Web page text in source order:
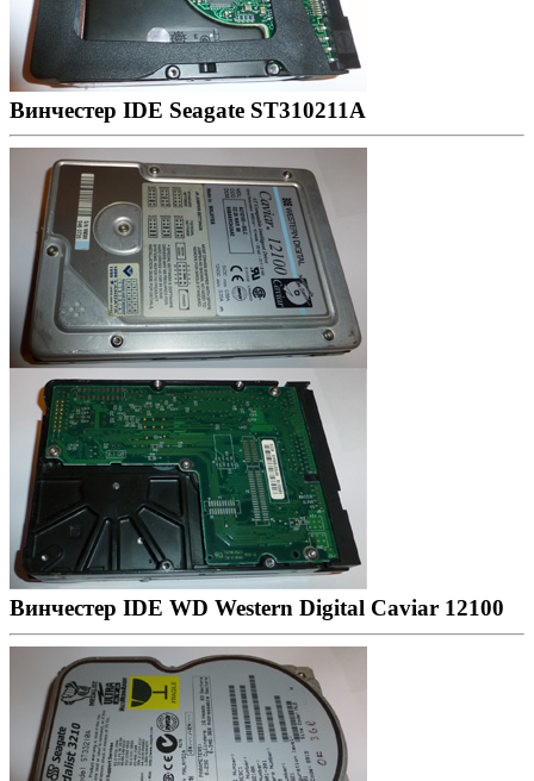
Винчестер IDE Seagate ST310211A
Винчестер IDE WD Western Digital Caviar 12100